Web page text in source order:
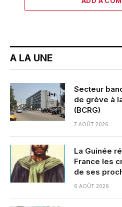
A LA UNE
Secteur
de grève à
(BCRG)
7 AOÛT 2026
La Guinée
France les
de ses
6 AOÛT 2026